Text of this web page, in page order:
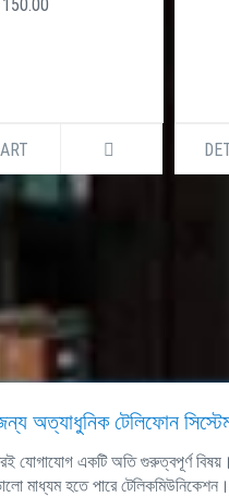
অত্যাধুনিক টেলিফোন
যোগাযোগ একটি অতি গুরুত্বপূর্ণ বিষয়।
মাধ্যম হতে পারে টেলিকমিউনিকেশন।